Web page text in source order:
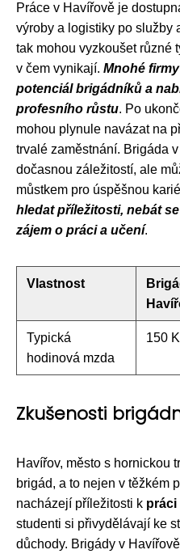
Práce v Havířově je
výroby a logistiky po služby
tak mohou vyzkoušet různé
v čem vynikají. Mnohé
potenciál brigádníků a
profesního růstu. Po
mohou plynule navázat na
trvalé zaměstnání. Brigáda
dočasnou záležitostí, ale
můstkem pro úspěšnou
hledat příležitosti, nebát
zájem o práci a učení.
Vlastnost
Typická
hodinová mzda
150
Zkušenosti
Havířov, město s hornickou
brigád, a to nejen v těžkém
nacházejí příležitosti k práci
studenti si přivydělávají ke
důchody. Brigády v